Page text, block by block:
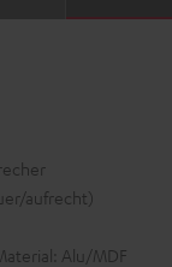
aufrecht)
Alu/MDF